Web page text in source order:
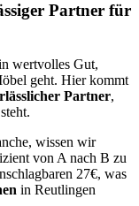
Partner für
wertvolles Gut,
geht. Hier kommt
Partner,
wissen wir
von A nach B zu
27€, was
in Reutlingen